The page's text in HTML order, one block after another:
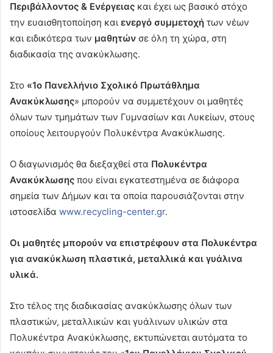
Περιβάλλοντος & Ενέργειας και έχει ως βασικό στόχο
την ευαισθητοποίηση και ενεργό συμμετοχή των νέων
και ειδικότερα των μαθητών σε όλη τη χώρα, στη
διαδικασία της ανακύκλωσης.
Στο «1ο Πανελλήνιο Σχολικό Πρωτάθλημα
Ανακύκλωσης» μπορούν να συμμετέχουν οι μαθητές
όλων των τμημάτων των Γυμνασίων και Λυκείων, στους
οποίους λειτουργούν Πολυκέντρα Ανακύκλωσης.
Ο διαγωνισμός θα διεξαχθεί στα Πολυκέντρα
Ανακύκλωσης που είναι εγκατεστημένα σε διάφορα
σημεία των Δήμων και τα οποία παρουσιάζονται στην
ιστοσελίδα www.recycling-center.gr.
Οι μαθητές μπορούν να επιστρέφουν στα Πολυκέντρα
για ανακύκλωση πλαστικά, μεταλλικά και γυάλινα
υλικά.
Στο τέλος της διαδικασίας ανακύκλωσης όλων των
πλαστικών, μεταλλικών και γυάλινων υλικών στα
Πολυκέντρα Ανακύκλωσης, εκτυπώνεται αυτόματα το